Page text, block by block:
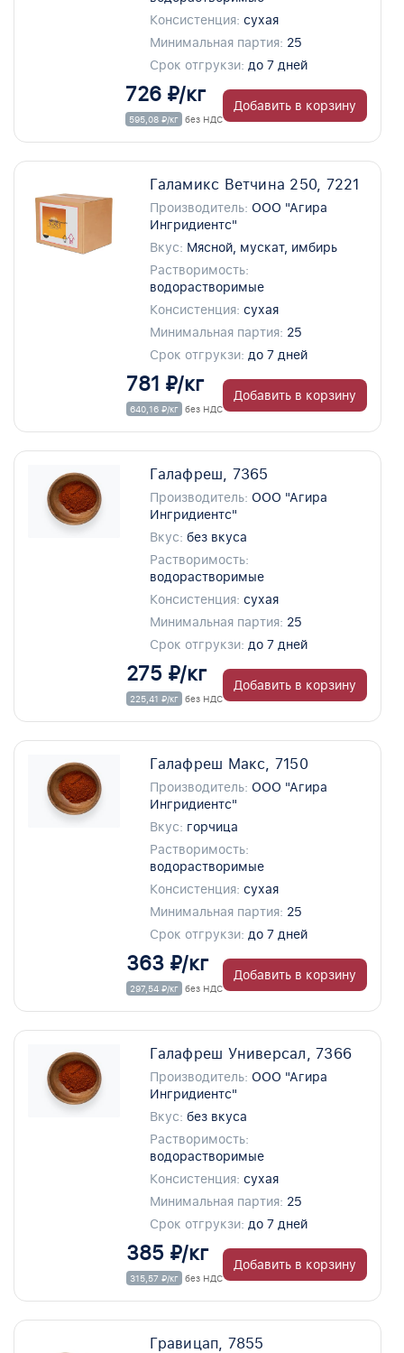
Консистенция: сухая
Минимальная партия: 25
Срок отгрукзи: до 7 дней
726 ₽/кг
595,08 ₽/кг без НДС
Добавить в корзину
Галамикс Ветчина 250, 7221
Производитель: ООО "Агира
Ингридиентс"
Вкус: Мясной, мускат, имбирь
Растворимость:
водорастворимые
Консистенция: сухая
Минимальная партия: 25
Срок отгрукзи: до 7 дней
781 ₽/кг
640,16 ₽/кг без НДС
Добавить в корзину
Галафреш, 7365
Производитель: ООО "Агира
Ингридиентс"
Вкус: без вкуса
Растворимость:
водорастворимые
Консистенция: сухая
Минимальная партия: 25
Срок отгрукзи: до 7 дней
275 ₽/кг
225,41 ₽/кг без НДС
Добавить в корзину
Галафреш Макс, 7150
Производитель: ООО "Агира
Ингридиентс"
Вкус: горчица
Растворимость:
водорастворимые
Консистенция: сухая
Минимальная партия: 25
Срок отгрукзи: до 7 дней
363 ₽/кг
297,54 ₽/кг без НДС
Добавить в корзину
Галафреш Универсал, 7366
Производитель: ООО "Агира
Ингридиентс"
Вкус: без вкуса
Растворимость:
водорастворимые
Консистенция: сухая
Минимальная партия: 25
Срок отгрукзи: до 7 дней
385 ₽/кг
315,57 ₽/кг без НДС
Добавить в корзину
Гравицап, 7855